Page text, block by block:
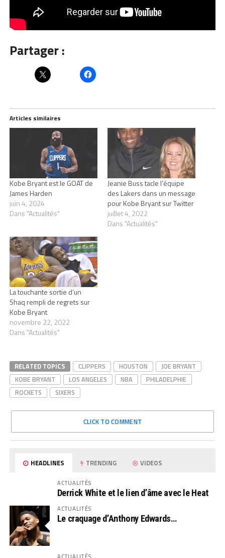
Partager :
Articles similaires
Kobe Bryant est le GOAT de
James Harden
juin 4, 2024
Dans "Actualités"
Jeanie Buss tacle l’équipe
des Lakers dans un message
pour Kobe Bryant sur Twitter
juillet 4, 2022
Dans "Actualités"
La touchante sortie d’un
Shaq rempli de regrets sur
Kobe Bryant
novembre 22, 2022
Dans "Actualités"
RELATED TOPICS CLIPPERS HOUSTON
JOE BRYANT
KOBE BRYANT
LOS ANGELES NBA
PHILADELPHIE
ROCKETS
SIXERS
CLICK TO COMMENT
HEADLINES TRENDING VIDEOS
ACTUALITÉS
Derrick White et le lien d’âme avec le Heat
ACTUALITÉS
Le craquage d’Anthony Edwards…